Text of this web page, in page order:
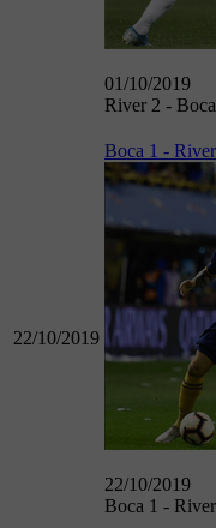
01/10/2019
River 2 -
22/10/2019
Boca 1 -
22/10/2019
Boca 1 -